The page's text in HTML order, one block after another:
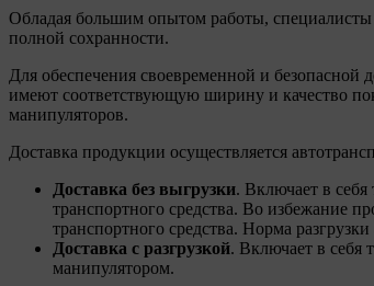
Обладая большим опытом работы,
полной сохранности.
Для обеспечения своевременной и безопасной
имеют соответствующую ширину и качество
манипуляторов.
Доставка продукции осуществляется
Доставка без выгрузки. Включает в себя
транспортного средства. Во избежание
транспортного средства. Норма
Доставка с разгрузкой. Включает в себя
манипулятором.